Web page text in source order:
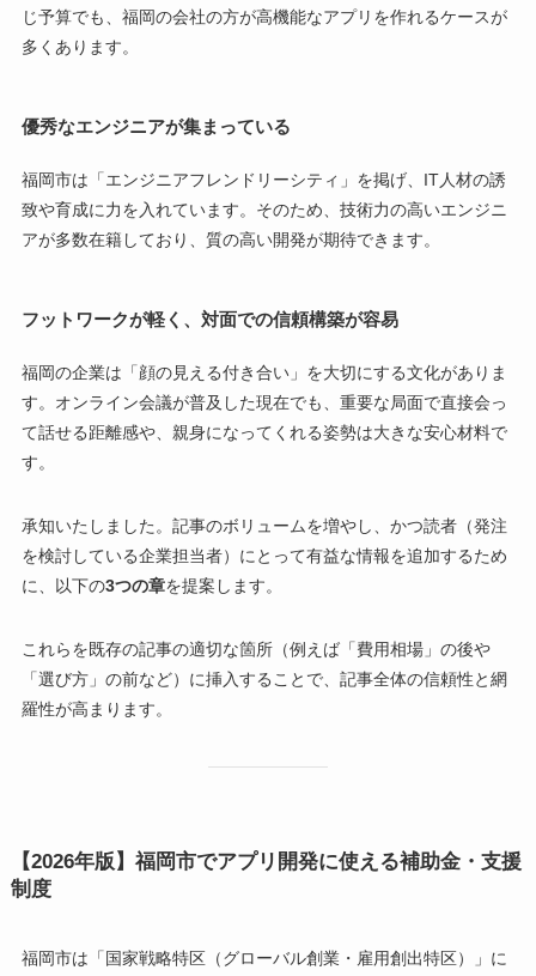
じ予算でも、福岡の会社の方が高機能なアプリを作れるケースが
多くあります。
優秀なエンジニアが集まっている
福岡市は「エンジニアフレンドリーシティ」を掲げ、IT人材の誘
致や育成に力を入れています。そのため、技術力の高いエンジニ
アが多数在籍しており、質の高い開発が期待できます。
フットワークが軽く、対面での信頼構築が容易
福岡の企業は「顔の見える付き合い」を大切にする文化がありま
す。オンライン会議が普及した現在でも、重要な局面で直接会っ
て話せる距離感や、親身になってくれる姿勢は大きな安心材料で
す。
承知いたしました。記事のボリュームを増やし、かつ読者（発注
を検討している企業担当者）にとって有益な情報を追加するため
に、以下の3つの章を提案します。
これらを既存の記事の適切な箇所（例えば「費用相場」の後や
「選び方」の前など）に挿入することで、記事全体の信頼性と網
羅性が高まります。
【2026年版】福岡市でアプリ開発に使える補助金・支援
制度
福岡市は「国家戦略特区（グローバル創業・雇用創出特区）」に